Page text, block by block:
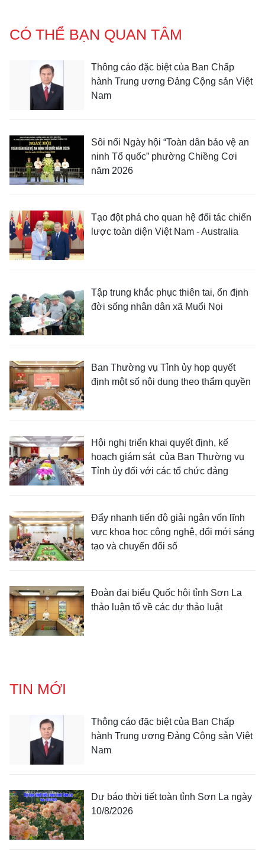
CÓ THỂ BẠN QUAN TÂM
Thông cáo đặc biệt của Ban Chấp
hành Trung ương Đảng Cộng sản Việt
Nam
Sôi nổi Ngày hội “Toàn dân bảo vệ an
ninh Tổ quốc” phường Chiềng Cơi
năm 2026
Tạo đột phá cho quan hệ đối tác chiến
lược toàn diện Việt Nam - Australia
Tập trung khắc phục thiên tai, ổn định
đời sống nhân dân xã Muổi Nọi
Ban Thường vụ Tỉnh ủy họp quyết
định một số nội dung theo thẩm quyền
Hội nghị triển khai quyết định, kế
hoạch giám sát của Ban Thường vụ
Tỉnh ủy đối với các tổ chức đảng
Đẩy nhanh tiến độ giải ngân vốn lĩnh
vực khoa học công nghệ, đổi mới sáng
tạo và chuyển đổi số
Đoàn đại biểu Quốc hội tỉnh Sơn La
thảo luận tổ về các dự thảo luật
TIN MỚI
Thông cáo đặc biệt của Ban Chấp
hành Trung ương Đảng Cộng sản Việt
Nam
Dự báo thời tiết toàn tỉnh Sơn La ngày
10/8/2026